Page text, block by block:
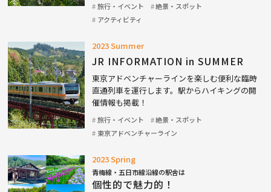
旅行・イベント
絶景・スポット
アクティビティ
2023 Summer
JR INFORMATION in SUMMER
東京アドベンチャーラインを楽しむ便利な臨時
直通列車を運行します。駅からハイキングの開
催情報も掲載！
旅行・イベント
絶景・スポット
東京アドベンチャーライン
2023 Spring
青梅線・五日市線沿線の駅舎は
個性的で魅力的！